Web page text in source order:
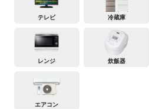
テレビ 冷蔵庫
レンジ 炊飯器
エアコン